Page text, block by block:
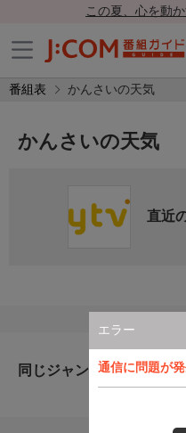
この夏、心を動
番組表 かんさいの天気
エラー
通信に問題が
かんさいの天気
直近
同じジャンルのおすすめ